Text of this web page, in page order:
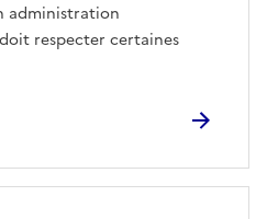
administration
respecter certaines